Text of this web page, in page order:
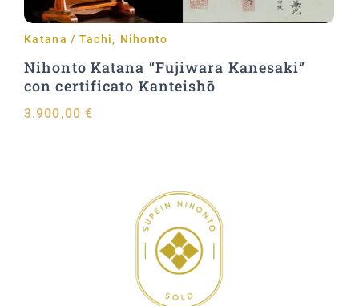
Katana / Tachi, Nihonto
Nihonto Katana “Fujiwara Kanesaki”
con certificato Kanteishō
3.900,00 €
Aggiungi al carrello